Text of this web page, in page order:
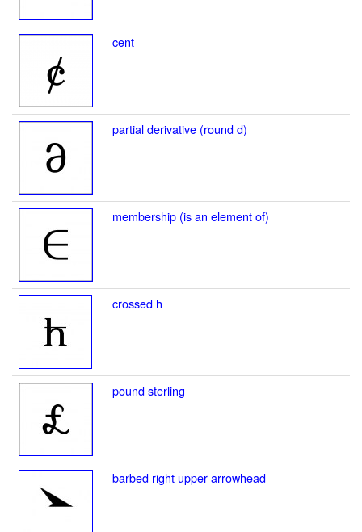
cent
partial derivative (round d)
membership (is an element of)
crossed h
pound sterling
barbed right upper arrowhead